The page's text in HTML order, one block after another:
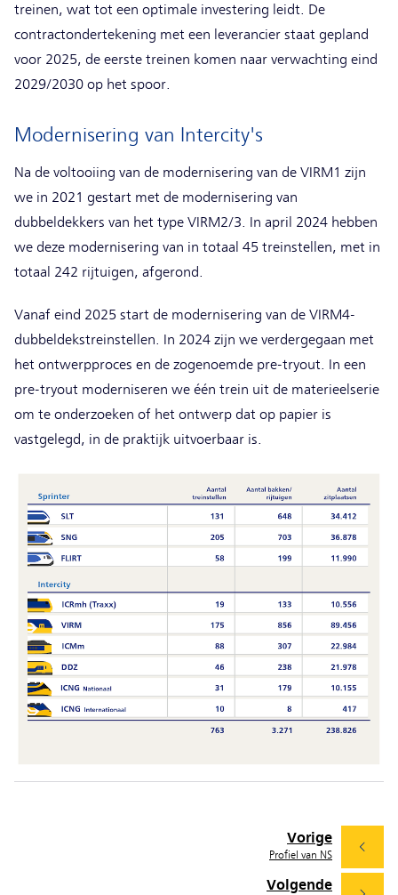
treinen, wat tot een optimale investering leidt. De
contractondertekening met een leverancier staat gepland
voor 2025, de eerste treinen komen naar verwachting eind
2029/2030 op het spoor.
Modernisering van Intercity's
Na de voltooiing van de modernisering van de VIRM1 zijn
we in 2021 gestart met de modernisering van
dubbeldekkers van het type VIRM2/3. In april 2024 hebben
we deze modernisering van in totaal 45 treinstellen, met in
totaal 242 rijtuigen, afgerond.
Vanaf eind 2025 start de modernisering van de VIRM4-
dubbeldekstreinstellen. In 2024 zijn we verdergegaan met
het ontwerpproces en de zogenoemde pre-tryout. In een
pre-tryout moderniseren we één trein uit de materieelserie
om te onderzoeken of het ontwerp dat op papier is
vastgelegd, in de praktijk uitvoerbaar is.
Volgende
Vorige
Profiel van NS